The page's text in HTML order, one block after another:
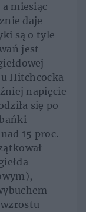
a miesiąc
daje
są o tyle
jest
Hitchcocka
napięcie
się po
15 proc.